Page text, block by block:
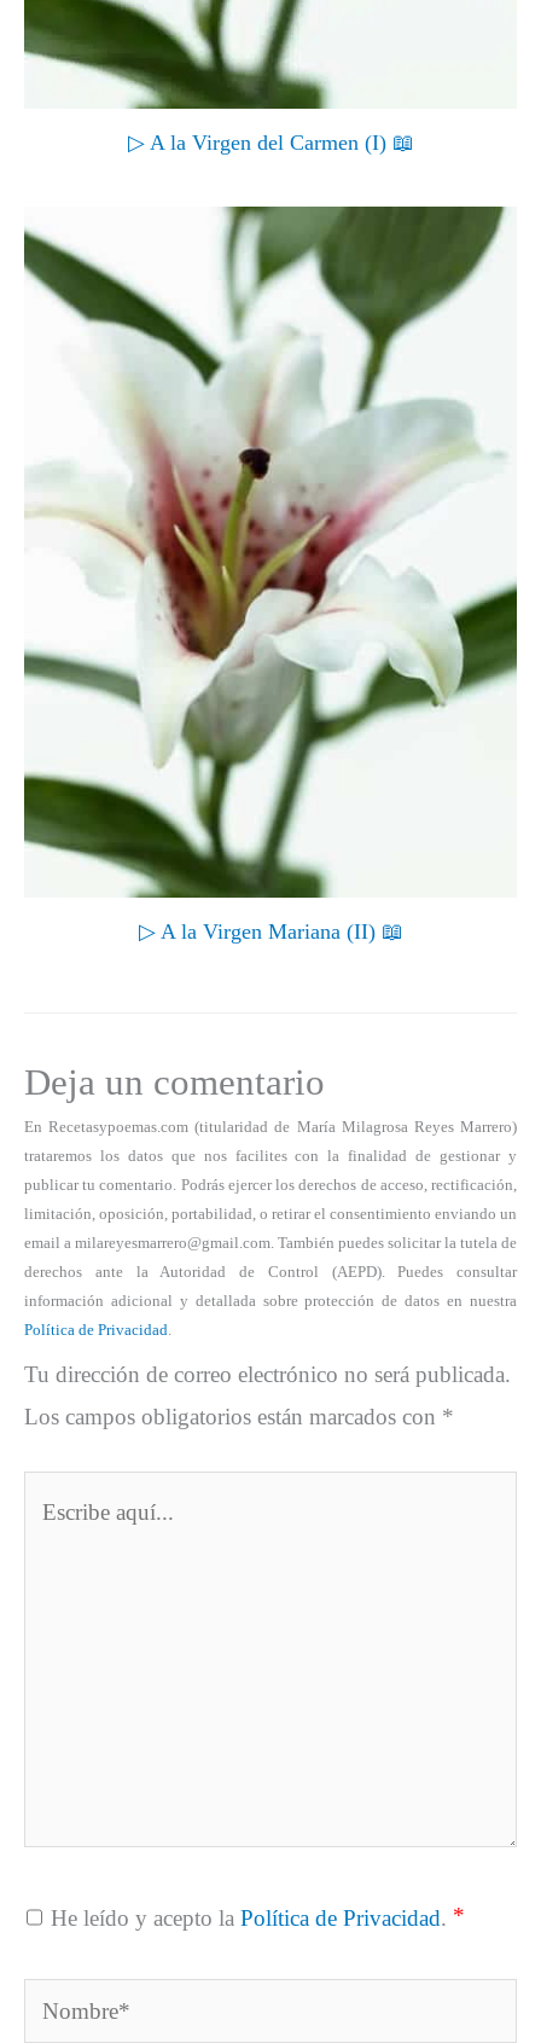
▷ A la Virgen del Carmen (I) 📖
▷ A la Virgen Mariana (II) 📖
Deja un comentario
En Recetasypoemas.com (titularidad de María Milagrosa Reyes Marrero)
trataremos los datos que nos facilites con la finalidad de gestionar y
publicar tu comentario. Podrás ejercer los derechos de acceso, rectificación,
limitación, oposición, portabilidad, o retirar el consentimiento enviando un
email a milareyesmarrero@gmail.com. También puedes solicitar la tutela de
derechos ante la Autoridad de Control (AEPD). Puedes consultar
información adicional y detallada sobre protección de datos en nuestra
Política de Privacidad
Tu dirección de correo electrónico no será publicada.
Los campos obligatorios están marcados con *
He leído y acepto la Política de Privacidad. *
Nombre*